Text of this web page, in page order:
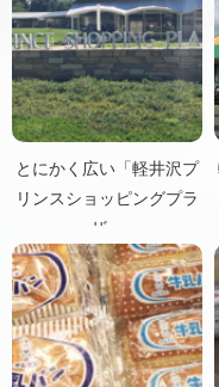
とにかく広い「軽井沢プ
リンスショッピングプラ
ザ」